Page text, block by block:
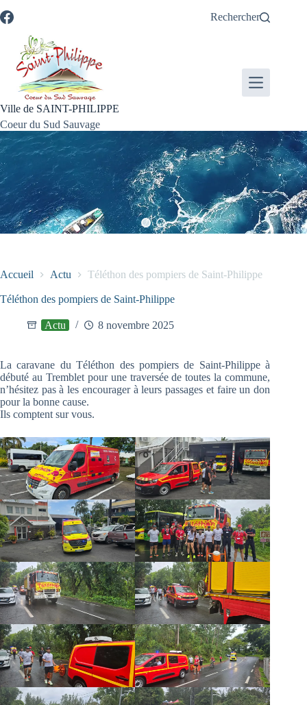
au
au
à
recherche
au
Rechercher
Ville de SAINT-PHILIPPE
Coeur du Sud Sauvage
Accueil Actu Téléthon des pompiers de Saint-Philippe
Téléthon des pompiers de Saint-Philippe
Actu 8 novembre 2025
La caravane du Téléthon des pompiers de Saint-Philippe à
débuté au Tremblet pour une traversée de toutes la commune,
n’hésitez pas à les encourager à leurs passages et faire un don
pour la bonne cause.
Ils comptent sur vous.